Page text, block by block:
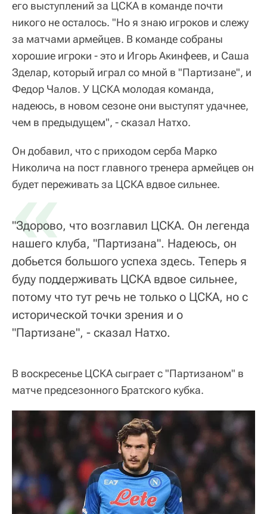
его выступлений за ЦСКА в команде почти
никого не осталось. "Но я знаю игроков и слежу
за матчами армейцев. В команде собраны
хорошие игроки - это и Игорь Акинфеев, и Саша
Зделар, который играл со мной в "Партизане", и
Федор Чалов. У ЦСКА молодая команда,
надеюсь, в новом сезоне они выступят удачнее,
чем в предыдущем", - сказал Натхо.
Он добавил, что с приходом серба Марко
Николича на пост главного тренера армейцев он
будет переживать за ЦСКА вдвое сильнее.
«
"Здорово, что возглавил ЦСКА. Он легенда
нашего клуба, "Партизана". Надеюсь, он
добьется большого успеха здесь. Теперь я
буду поддерживать ЦСКА вдвое сильнее,
потому что тут речь не только о ЦСКА, но с
исторической точки зрения и о
"Партизане", - сказал Натхо.
В воскресенье ЦСКА сыграет с "Партизаном" в
матче предсезонного Братского кубка.